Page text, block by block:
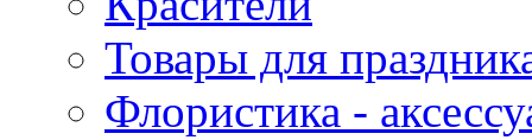
Товары для
Флористика -